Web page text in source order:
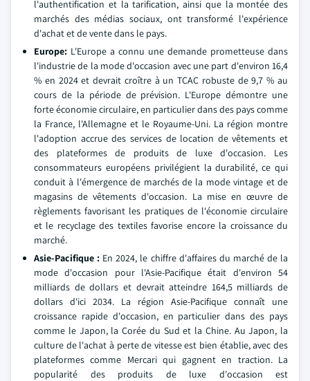
l'authentification et la tarification, ainsi que la montée des
marchés des médias sociaux, ont transformé l'expérience
d'achat et de vente dans le pays.
Europe: L'Europe a connu une demande prometteuse dans
l'industrie de la mode d'occasion avec une part d'environ 16,4
% en 2024 et devrait croître à un TCAC robuste de 9,7 % au
cours de la période de prévision. L'Europe démontre une
forte économie circulaire, en particulier dans des pays comme
la France, l'Allemagne et le Royaume-Uni. La région montre
l'adoption accrue des services de location de vêtements et
des plateformes de produits de luxe d'occasion. Les
consommateurs européens privilégient la durabilité, ce qui
conduit à l'émergence de marchés de la mode vintage et de
magasins de vêtements d'occasion. La mise en œuvre de
règlements favorisant les pratiques de l'économie circulaire
et le recyclage des textiles favorise encore la croissance du
marché.
Asie-Pacifique : En 2024, le chiffre d'affaires du marché de la
mode d'occasion pour l'Asie-Pacifique était d'environ 54
milliards de dollars et devrait atteindre 164,5 milliards de
dollars d'ici 2034. La région Asie-Pacifique connaît une
croissance rapide d'occasion, en particulier dans des pays
comme le Japon, la Corée du Sud et la Chine. Au Japon, la
culture de l'achat à perte de vitesse est bien établie, avec des
plateformes comme Mercari qui gagnent en traction. La
popularité des produits de luxe d'occasion est